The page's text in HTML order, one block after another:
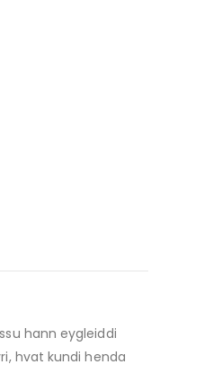
hann eygleiddi
hvat kundi henda